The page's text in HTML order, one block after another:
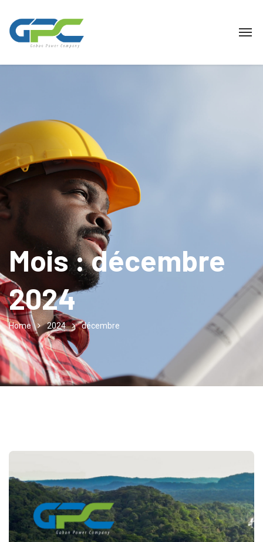
Mois :décembre
2024
Home 2024 décembre